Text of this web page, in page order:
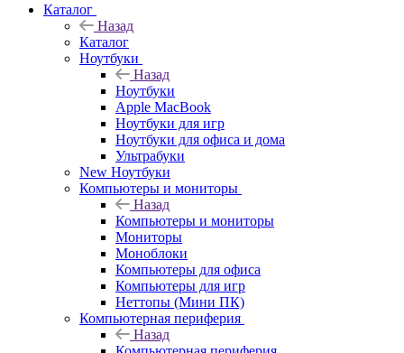
Каталог
Назад
Каталог
Ноутбуки
Назад
Ноутбуки
Apple MacBook
Ноутбуки для игр
Ноутбуки для офиса и дома
Ультрабуки
New Ноутбуки
Компьютеры и мониторы
Назад
Компьютеры и мониторы
Мониторы
Моноблоки
Компьютеры для офиса
Компьютеры для игр
Неттопы (Мини ПК)
Компьютерная периферия
Назад